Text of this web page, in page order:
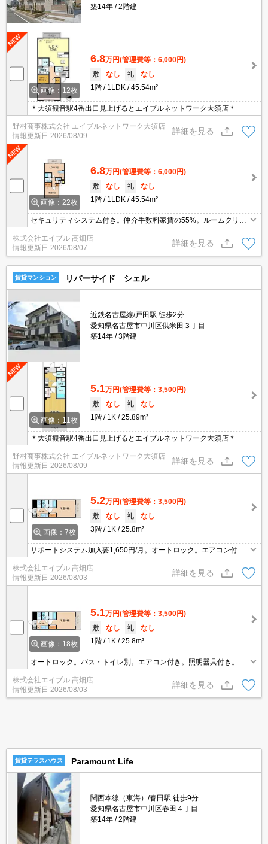
築14年
2階建
画像：12枚
6.8万円(管理費等：6,000円)
敷
なし 礼
なし
1階
1LDK 45.54m²
＊大須観音駅4番出口見上げるとエイブルネットワーク大須店＊
野村商事株式会社 エイブルネットワーク大須店
情報更新日 2026/08/09
詳細を見る
画像：22枚
6.8万円(管理費等：6,000円)
敷
なし 礼
なし
1階
1LDK 45.54m²
セキュリティシステム付き。仲介手数料家賃の55%。ルームクリー
ニング費60,500円。
株式会社エイブル 高畑店
情報更新日 2026/08/07
詳細を見る
賃貸マンション リバーサイド シェル
近鉄名古屋線/戸田駅 徒歩2分
愛知県名古屋市中川区供米田３丁目
築14年
3階建
画像：11枚
5.1万円(管理費等：3,500円)
敷
なし 礼
なし
1階
1K 25.89m²
＊大須観音駅4番出口見上げるとエイブルネットワーク大須店＊
野村商事株式会社 エイブルネットワーク大須店
情報更新日 2026/08/09
詳細を見る
画像：7枚
5.2万円(管理費等：3,500円)
敷
なし 礼
なし
3階
1K 25.8m²
サポートシステム加入要1,650円/月。オートロック。エアコン付
き。修繕負担金6万円。
株式会社エイブル 高畑店
情報更新日 2026/08/03
詳細を見る
画像：18枚
5.1万円(管理費等：3,500円)
敷
なし 礼
なし
1階
1K 25.8m²
オートロック。バス・トイレ別。エアコン付き。照明器具付き。サ
ポートシステム加入要1,650円/月。退去時修繕費66,000円。
株式会社エイブル 高畑店
情報更新日 2026/08/03
詳細を見る
賃貸テラスハウス Paramount Life
関西本線（東海）/春田駅 徒歩9分
愛知県名古屋市中川区春田４丁目
築14年
2階建